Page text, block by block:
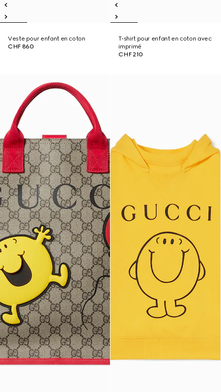
Veste pour enfant en coton
CHF 860
T-shirt pour enfant en coton avec
imprimé
CHF 210